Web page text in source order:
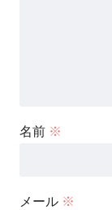
名前 ※
メール ※